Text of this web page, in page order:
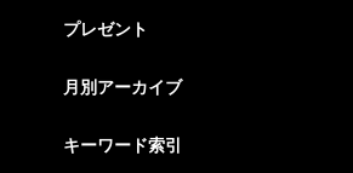
プレゼント
月別アーカイブ
キーワード索引